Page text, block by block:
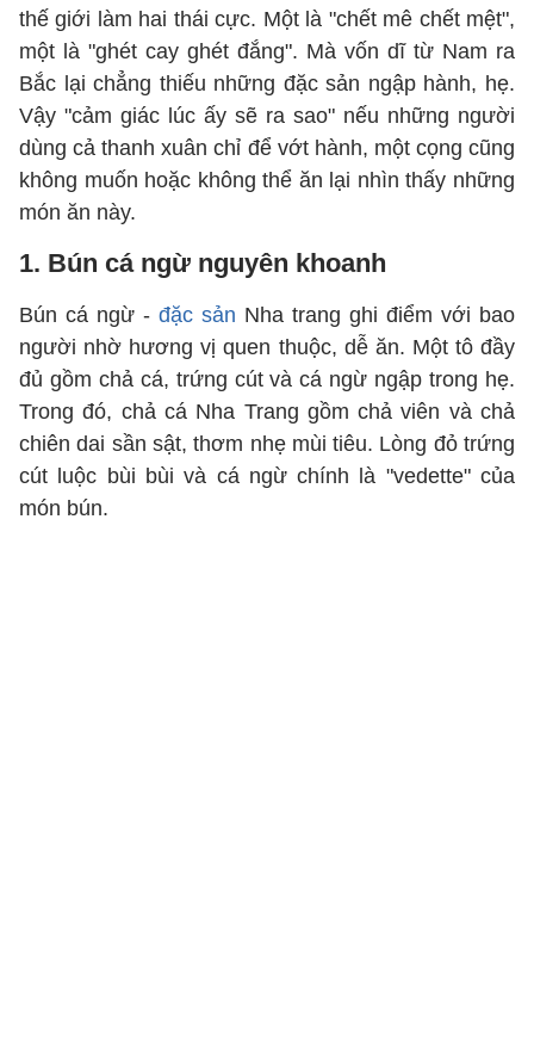
thế giới làm hai thái cực. Một là "chết mê chết mệt",
một là "ghét cay ghét đắng". Mà vốn dĩ từ Nam ra
Bắc lại chẳng thiếu những đặc sản ngập hành, hẹ.
Vậy "cảm giác lúc ấy sẽ ra sao" nếu những người
dùng cả thanh xuân chỉ để vớt hành, một cọng cũng
không muốn hoặc không thể ăn lại nhìn thấy những
món ăn này.
1. Bún cá ngừ nguyên khoanh
Bún cá ngừ - đặc sản Nha trang ghi điểm với bao
người nhờ hương vị quen thuộc, dễ ăn. Một tô đầy
đủ gồm chả cá, trứng cút và cá ngừ ngập trong hẹ.
Trong đó, chả cá Nha Trang gồm chả viên và chả
chiên dai sần sật, thơm nhẹ mùi tiêu. Lòng đỏ trứng
cút luộc bùi bùi và cá ngừ chính là "vedette" của
món bún.